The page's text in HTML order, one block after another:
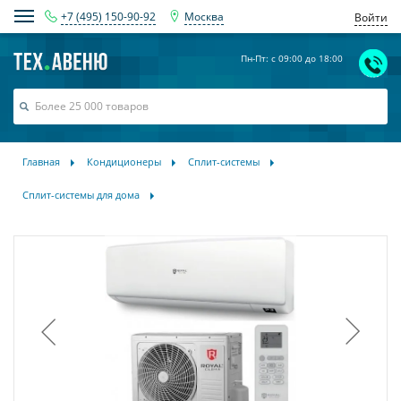
+7 (495) 150-90-92 Москва Войти
Пн-Пт: с 09:00 до 18:00
Главная Кондиционеры Сплит-системы
Сплит-системы для дома